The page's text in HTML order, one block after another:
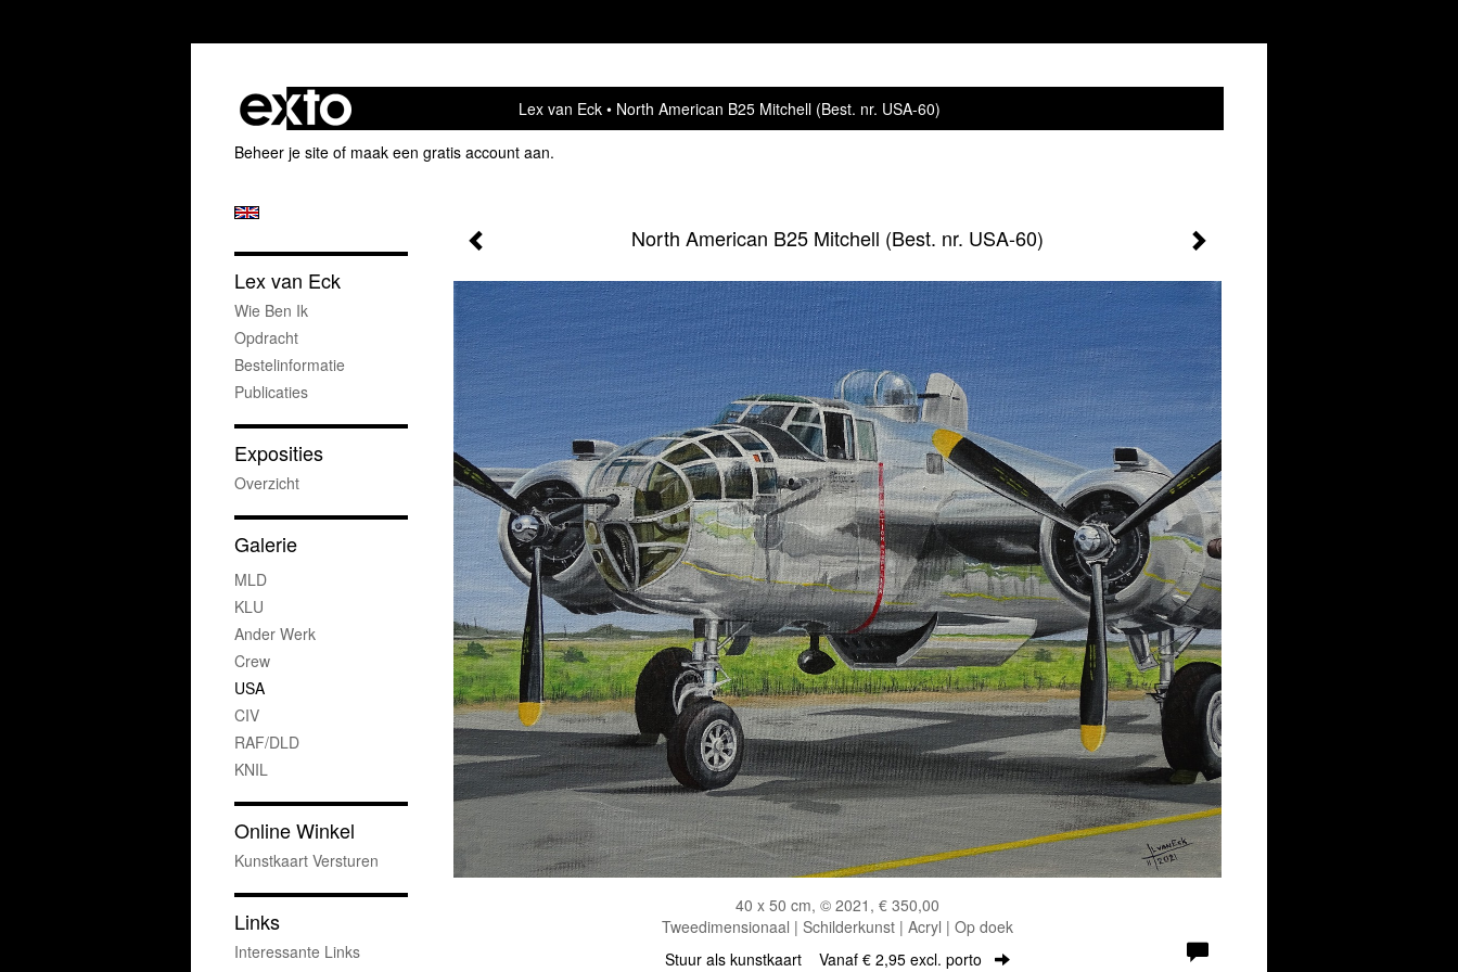
Lex van Eck
North American B25 Mitchell (Best. nr. USA-60)
Beheer je site of maak een gratis account aan.
North American B25 Mitchell (Best. nr. USA-60)
40 x 50 cm, © 2021, € 350,00
Tweedimensionaal | Schilderkunst | Acryl | Op doek
Stuur als kunstkaart Vanaf € 2,95 excl. porto
Lex van Eck
Wie Ben Ik
Opdracht
Bestelinformatie
Publicaties
Exposities
Overzicht
Galerie
MLD
KLU
Ander Werk
Crew
USA
CIV
RAF/DLD
KNIL
Online Winkel
Kunstkaart Versturen
Links
Interessante Links